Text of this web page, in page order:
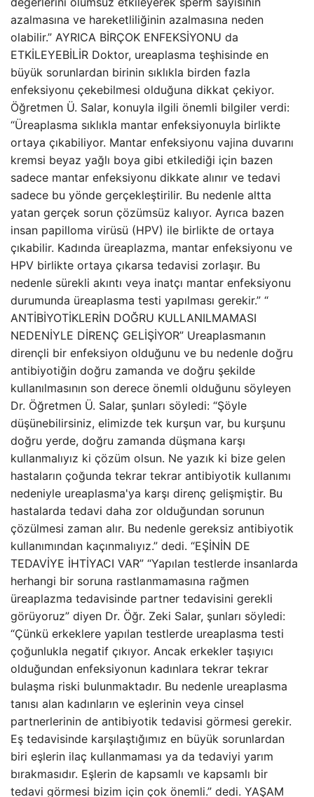
azalmasına ve hareketliliğinin azalmasına neden
olabilir.” AYRICA BİRÇOK ENFEKSİYONU da
ETKİLEYEBİLİR Doktor, ureaplasma teşhisinde en
büyük sorunlardan birinin sıklıkla birden fazla
enfeksiyonu çekebilmesi olduğuna dikkat çekiyor.
Öğretmen Ü. Salar, konuyla ilgili önemli bilgiler verdi:
“Üreaplasma sıklıkla mantar enfeksiyonuyla birlikte
ortaya çıkabiliyor. Mantar enfeksiyonu vajina duvarını
kremsi beyaz yağlı boya gibi etkilediği için bazen
sadece mantar enfeksiyonu dikkate alınır ve tedavi
sadece bu yönde gerçekleştirilir. Bu nedenle altta
yatan gerçek sorun çözümsüz kalıyor. Ayrıca bazen
insan papilloma virüsü (HPV) ile birlikte de ortaya
çıkabilir. Kadında üreaplazma, mantar enfeksiyonu ve
HPV birlikte ortaya çıkarsa tedavisi zorlaşır. Bu
nedenle sürekli akıntı veya inatçı mantar enfeksiyonu
durumunda üreaplasma testi yapılması gerekir.” “
ANTİBİYOTİKLERİN DOĞRU KULLANILMAMASI
NEDENİYLE DİRENÇ GELİŞİYOR” Ureaplasmanın
dirençli bir enfeksiyon olduğunu ve bu nedenle doğru
antibiyotiğin doğru zamanda ve doğru şekilde
kullanılmasının son derece önemli olduğunu söyleyen
Dr. Öğretmen Ü. Salar, şunları söyledi: “Şöyle
düşünebilirsiniz, elimizde tek kurşun var, bu kurşunu
doğru yerde, doğru zamanda düşmana karşı
kullanmalıyız ki çözüm olsun. Ne yazık ki bize gelen
hastaların çoğunda tekrar tekrar antibiyotik kullanımı
nedeniyle ureaplasma'ya karşı direnç gelişmiştir. Bu
hastalarda tedavi daha zor olduğundan sorunun
çözülmesi zaman alır. Bu nedenle gereksiz antibiyotik
kullanımından kaçınmalıyız.” dedi. “EŞİNİN DE
TEDAVİYE İHTİYACI VAR” “Yapılan testlerde insanlarda
herhangi bir soruna rastlanmamasına rağmen
üreaplazma tedavisinde partner tedavisini gerekli
görüyoruz” diyen Dr. Öğr. Zeki Salar, şunları söyledi:
“Çünkü erkeklere yapılan testlerde ureaplasma testi
çoğunlukla negatif çıkıyor. Ancak erkekler taşıyıcı
olduğundan enfeksiyonun kadınlara tekrar tekrar
bulaşma riski bulunmaktadır. Bu nedenle ureaplasma
tanısı alan kadınların ve eşlerinin veya cinsel
partnerlerinin de antibiyotik tedavisi görmesi gerekir.
Eş tedavisinde karşılaştığımız en büyük sorunlardan
biri eşlerin ilaç kullanmaması ya da tedaviyi yarım
bırakmasıdır. Eşlerin de kapsamlı ve kapsamlı bir
tedavi görmesi bizim için çok önemli.” dedi. YAŞAM